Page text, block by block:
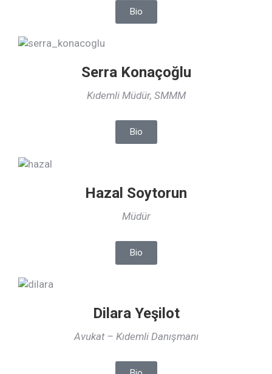
Bio
Serra Konaçoğlu
Kıdemli Müdür, SMMM
Bio
Hazal Soytorun
Müdür
Bio
Dilara Yeşilot
Avukat – Kıdemli Danışmanı